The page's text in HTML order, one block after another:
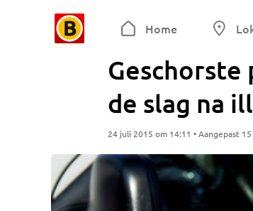
Home
de slag na
24 juli 2015 om 14:11 • Aangepast